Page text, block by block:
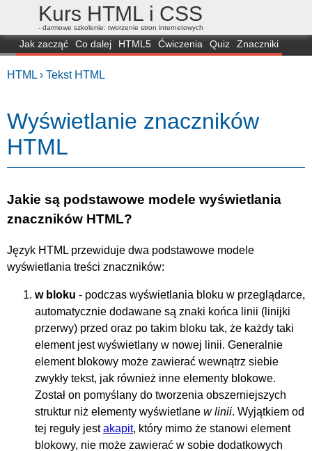
Kurs HTML i CSS
- darmowe szkolenie: tworzenie stron internetowych
Jak zacząć Co dalej HTML5 Ćwiczenia Quiz
Znaczniki
HTML › Tekst HTML
Wyświetlanie znaczników
HTML
Jakie są podstawowe modele wyświetlania
znaczników HTML?
Język HTML przewiduje dwa podstawowe modele
wyświetlania treści znaczników:
w bloku - podczas wyświetlania bloku w przeglądarce,
automatycznie dodawane są znaki końca linii (linijki
przerwy) przed oraz po takim bloku tak, że każdy taki
element jest wyświetlany w nowej linii. Generalnie
element blokowy może zawierać wewnątrz siebie
zwykły tekst, jak również inne elementy blokowe.
Został on pomyślany do tworzenia obszerniejszych
struktur niż elementy wyświetlane w linii. Wyjątkiem od
tej reguły jestakapit, który mimo że stanowi element
blokowy, nie może zawierać w sobie dodatkowych